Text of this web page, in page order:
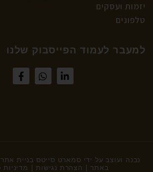
יזמות ועסקים
טלפונים
למעבר לעמוד הפייסבוק שלנו
נבנה ועוצב על ידי סמארט סייטס בניית
באתר| הצהרת נגישות|